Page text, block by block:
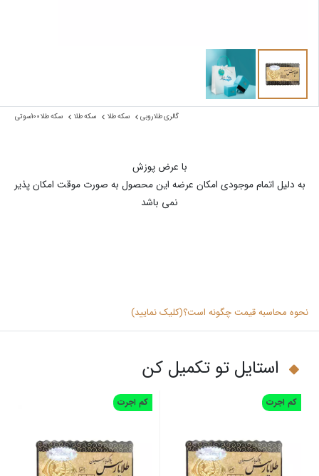
گالری طلا روبی سکه طلا سکه طلا سکه طلا 100سوتی
با عرض پوزش
به دلیل اتمام موجودی امکان عرضه این محصول به صورت موقت امکان پذیر
نمی باشد
نحوه محاسبه قیمت چگونه است؟(کلیک نمایید)
استایل تو تکمیل کن
کم اجرت کم اجرت